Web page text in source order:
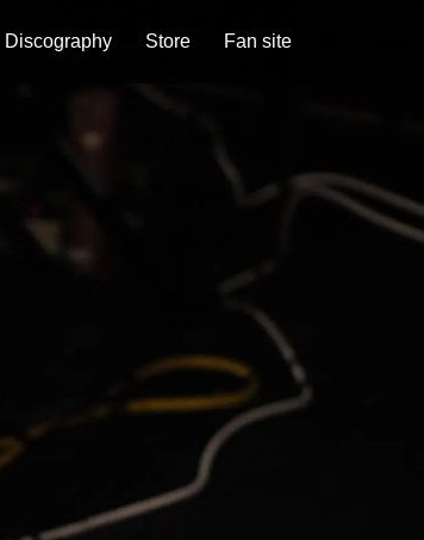
Discography Store Fan site